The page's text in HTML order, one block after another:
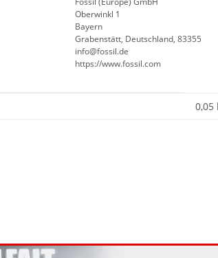
Oberwinkl 1
Bayern
Grabenstätt, Deutschland, 83355
info@fossil.de
https://www.fossil.com
0,05